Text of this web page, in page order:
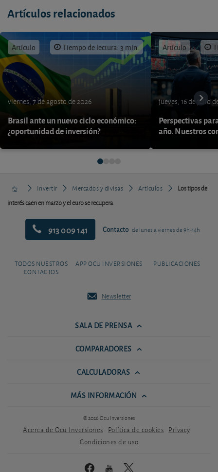
Artículos relacionados
Artículo Tiempo de lectura: 3 min.
viernes, 7 de agosto de 2026
Brasil ante un nuevo ciclo económico:
¿oportunidad de inversión?
Artículo
jueves, 16 de julio
Perspectivas
año. Nuestros
Invertir Mercados y divisas Artículos
Los tipos de
interés caen en marzo y el euro se recupera
913 009 141 Contacto de lunes a viernes de 9h-14h
TODOS NUESTROS
CONTACTOS
APP OCU INVERSIONES PUBLICACIONES
Newsletter
SALA DE PRENSA
COMPARADORES
CALCULADORAS
MÁS INFORMACIÓN
© 2026 Ocu Inversiones
Acerca de Ocu Inversiones Política de cookies Privacy
Condiciones de uso